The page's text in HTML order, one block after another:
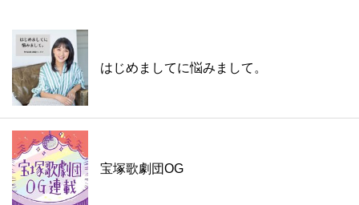
はじめましてに悩みまして。
宝塚歌劇団OG